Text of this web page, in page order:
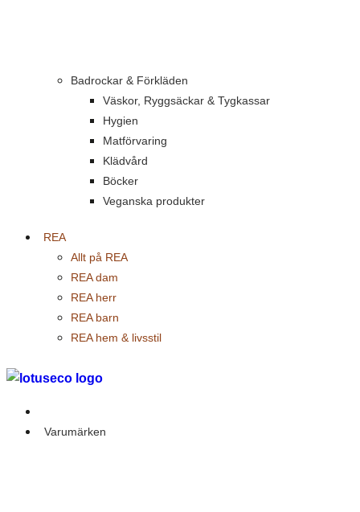
Badrockar & Förkläden
Väskor, Ryggsäckar & Tygkassar
Hygien
Matförvaring
Klädvård
Böcker
Veganska produkter
REA
Allt på REA
REA dam
REA herr
REA barn
REA hem & livsstil
Varumärken